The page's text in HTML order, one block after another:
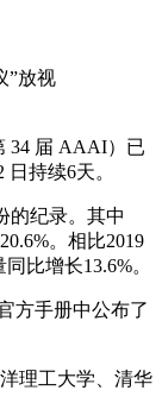
”放视
届 AAAI）已
持续6天。
纪录。其中
。相比2019
比增长13.6%。
手册中公布了
理工大学、清华